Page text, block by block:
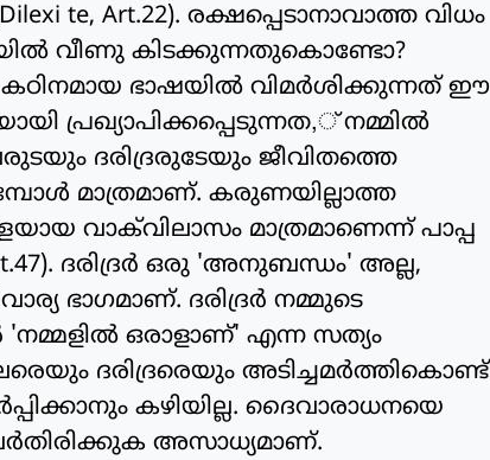
te, Art.22). രക്ഷപ്പെടാനാവാത്ത വിധം
വീണു കിടക്കുന്നതുകൊണ്ടോ?
ഭാഷയില്‍ വിമര്‍ശിക്കുന്നത് ഈ
പ്രഖ്യാപിക്കപ്പെടുന്നത,് നമ്മില്‍
ദരിദ്രരുടേയും ജീവിതത്തെ
മാത്രമാണ്. കരുണയില്ലാത്ത
വാക്‌വിലാസം മാത്രമാണെന്ന് പാപ്പ
ദരിദ്രര്‍ ഒരു 'അനുബന്ധം' അല്ല,
ഭാഗമാണ്. ദരിദ്രര്‍ നമ്മുടെ
ഒരാളാണ്' എന്ന സത്യം
ദരിദ്രരെയും അടിച്ചമര്‍ത്തികൊണ്ട്
കഴിയില്ല. ദൈവാരാധനയെ
അസാധ്യമാണ്.